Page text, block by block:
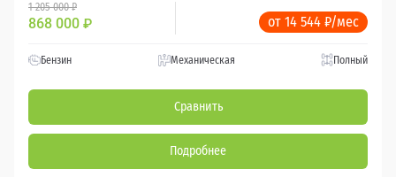
1 205 000 ₽
868 000 ₽ от 14 544 ₽/мес
Бензин Механическая Полный
Сравнить
Подробнее